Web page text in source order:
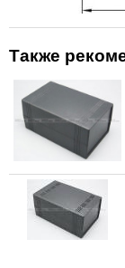
Также